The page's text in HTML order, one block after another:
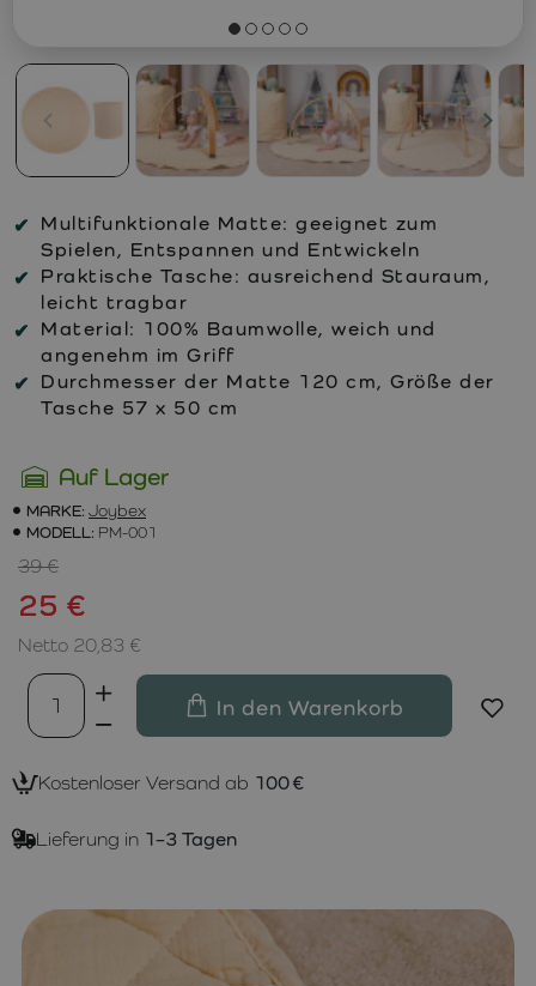
Multifunktionale Matte: geeignet zum
Spielen, Entspannen und Entwickeln
Praktische Tasche: ausreichend Stauraum,
leicht tragbar
Material: 100% Baumwolle, weich und
angenehm im Griff
Durchmesser der Matte 120 cm, Größe der
Tasche 57 x 50 cm
Auf Lager
MARKE: Joybex
MODELL: PM-001
25 €
39 €
Netto 20,83 €
In den Warenkorb
Kostenloser Versand ab 100 €
Lieferung in 1–3 Tagen